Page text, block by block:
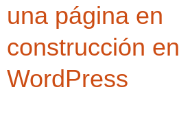
una página en
construcción en
WordPress